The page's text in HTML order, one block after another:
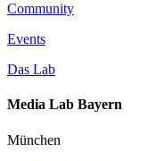
Community
Events
Das Lab
Media Lab Bayern
München